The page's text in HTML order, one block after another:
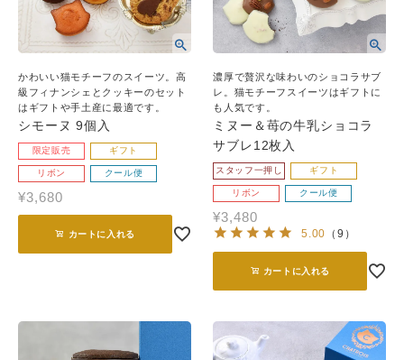
かわいい猫モチーフのスイーツ。高
級フィナンシェとクッキーのセット
はギフトや手土産に最適です。
シモーヌ 9個入
限定販売 ギフト
リボン クール便
¥3,680
カートに入れる
濃厚で贅沢な味わいのショコラサブ
レ。猫モチーフスイーツはギフトに
も人気です。
ミヌー＆苺の牛乳ショコラ
サブレ12枚入
スタッフ一押し ギフト
リボン クール便
¥3,480
5.00 （ 9 ）
カートに入れる